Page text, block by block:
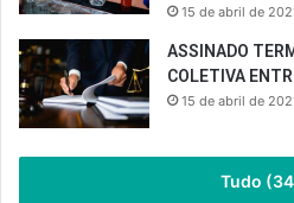
15 de abril de
ASSINADO
COLETIVA
15 de abril de
Tudo